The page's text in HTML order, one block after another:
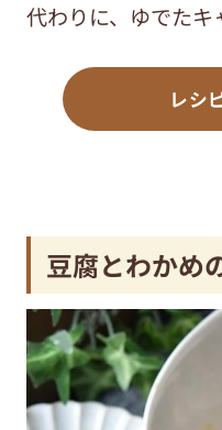
代わりに、ゆでたキ
レシ
豆腐とわかめ